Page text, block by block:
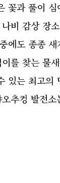
꽃과 풀이
비 감상 장
에도 종종
를 찾는 물
있는 최고의
추컹 발전